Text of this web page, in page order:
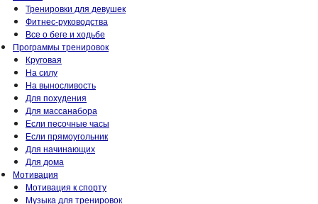
Тренировки для девушек
Фитнес-руководства
Все о беге и ходьбе
Программы тренировок
Круговая
На силу
На выносливость
Для похудения
Для массанабора
Если песочные часы
Если прямоугольник
Для начинающих
Для дома
Мотивация
Мотивация к спорту
Музыка для тренировок